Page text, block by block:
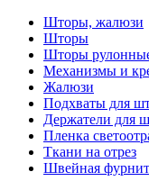
Шторы, жалюзи
Шторы
Шторы
Механизмы и
Жалюзи
Подхваты для
Держатели для
Пленка
Ткани на отрез
Швейная